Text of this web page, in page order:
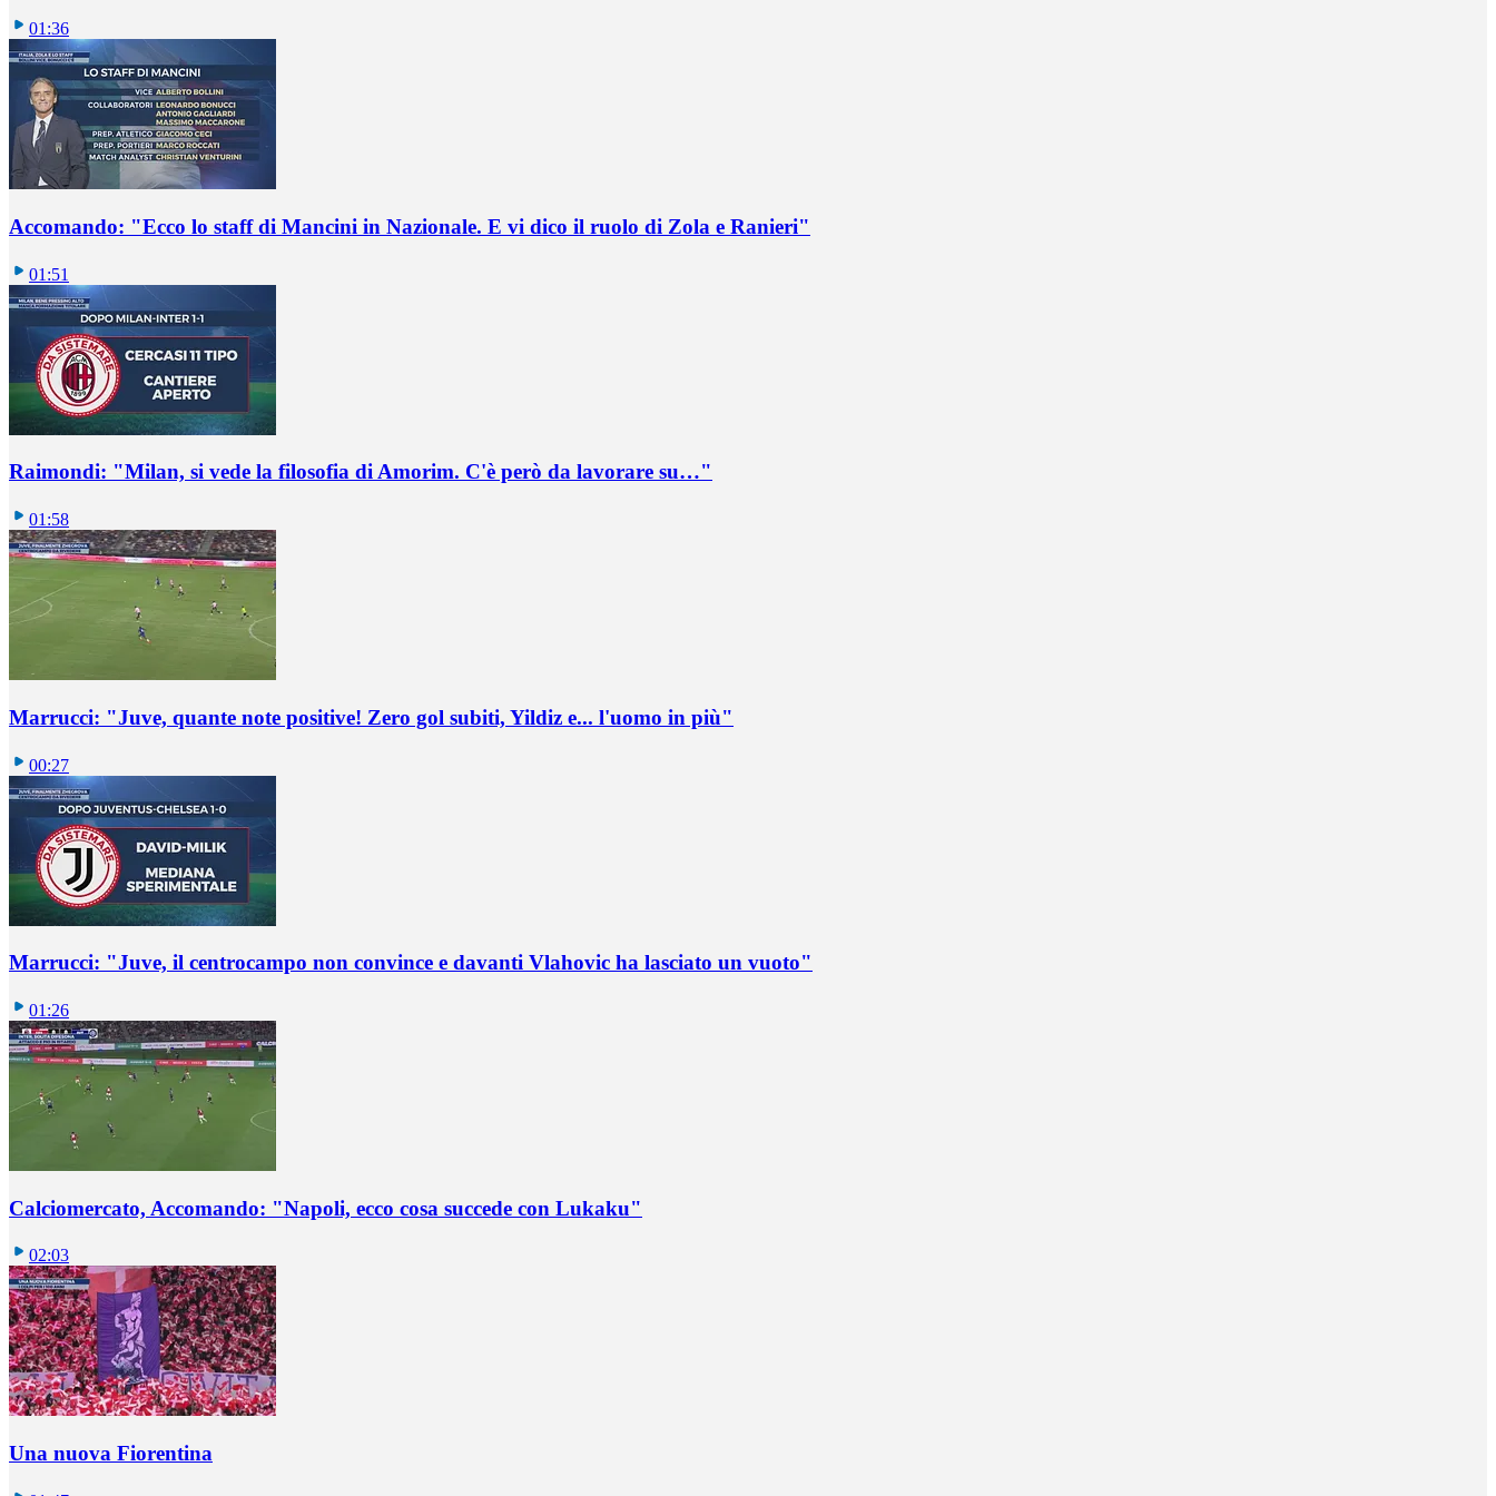
01:36
Accomando: "Ecco lo staff di Mancini in Nazionale. E vi dico il ruolo di Zola e Ranieri"
01:51
Raimondi: "Milan, si vede la filosofia di Amorim. C'è però da lavorare su…"
01:58
Marrucci: "Juve, quante note positive! Zero gol subiti, Yildiz e... l'uomo in più"
00:27
Marrucci: "Juve, il centrocampo non convince e davanti Vlahovic ha lasciato un vuoto"
01:26
Calciomercato, Accomando: "Napoli, ecco cosa succede con Lukaku"
02:03
Una nuova Fiorentina